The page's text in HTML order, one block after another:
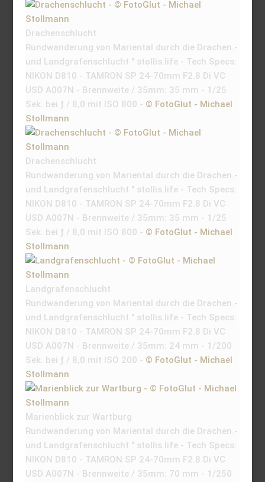
Drachenschlucht
Rundwanderung von Mariental durch die Drachen.-
und Landgrafenschlucht " stollis.life - Tech Specs:
NIKON D810 - TAMRON SP 24-70mm F2.8 Di VC
USD A007N - Brennweite / 35mm: 35 mm - 1/25
Sek. bei ƒ / 8,0 mit ISO 800 - © FotoGlut - Michael
Stollmann
Drachenschlucht
Rundwanderung von Mariental durch die Drachen.-
und Landgrafenschlucht " stollis.life - Tech Specs:
NIKON D810 - TAMRON SP 24-70mm F2.8 Di VC
USD A007N - Brennweite / 35mm: 35 mm - 1/25
Sek. bei ƒ / 8,0 mit ISO 800 - © FotoGlut - Michael
Stollmann
Landgrafenschlucht
Rundwanderung von Mariental durch die Drachen.-
und Landgrafenschlucht " stollis.life - Tech Specs:
NIKON D810 - TAMRON SP 24-70mm F2.8 Di VC
USD A007N - Brennweite / 35mm: 24 mm - 1/200
Sek. bei ƒ / 8,0 mit ISO 200 - © FotoGlut - Michael
Stollmann
Marienblick zur Wartburg
Rundwanderung von Mariental durch die Drachen.-
und Landgrafenschlucht " stollis.life - Tech Specs:
NIKON D810 - TAMRON SP 24-70mm F2.8 Di VC
USD A007N - Brennweite / 35mm: 70 mm - 1/250